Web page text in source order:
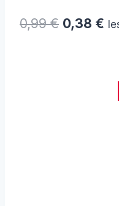
0,99€ Original
0,38 €